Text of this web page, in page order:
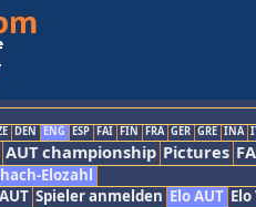
DEN ENG ESP FAI FIN FRA GER GRE INA
AUT championship Pictures
Elozahl
Spieler anmelden Elo AUT